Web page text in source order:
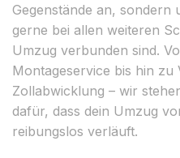
Gegenstände an, sondern
gerne bei allen weiteren
Umzug verbunden sind.
Montageservice bis hin zu
Zollabwicklung – wir
dafür, dass dein Umzug
reibungslos verläuft.